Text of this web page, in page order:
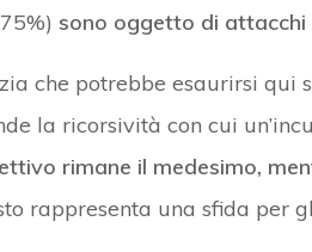
sono oggetto di attacchi
che potrebbe esaurirsi qui
la ricorsività con cui
rimane il medesimo,
rappresenta una sfida per